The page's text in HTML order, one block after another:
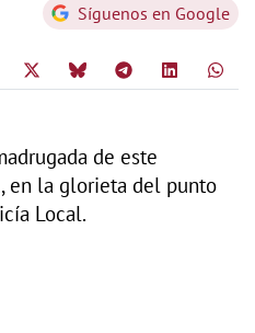
Síguenos en Google
de este
en la glorieta del punto
Local.